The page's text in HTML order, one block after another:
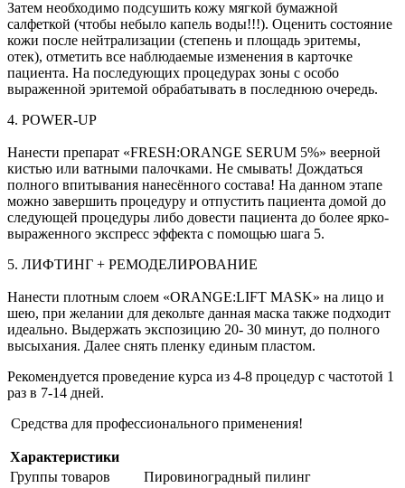
Затем необходимо подсушить кожу мягкой бумажной
салфеткой (чтобы небыло капель воды!!!). Оценить состояние
кожи после нейтрализации (степень и площадь эритемы,
отек), отметить все наблюдаемые изменения в карточке
пациента. На последующих процедурах зоны с особо
выраженной эритемой обрабатывать в последнюю очередь.
4. POWER-UP
Нанести препарат «FRESH:ORANGE SERUM 5%» веерной
кистью или ватными палочками. Не смывать! Дождаться
полного впитывания нанесённого состава! На данном этапе
можно завершить процедуру и отпустить пациента домой до
следующей процедуры либо довести пациента до более ярко-
выраженного экспресс эффекта с помощью шага 5.
5. ЛИФТИНГ + РЕМОДЕЛИРОВАНИЕ
Нанести плотным слоем «ORANGE:LIFT MASK» на лицо и
шею, при желании для декольте данная маска также подходит
идеально. Выдержать экспозицию 20- 30 минут, до полного
высыхания. Далее снять пленку единым пластом.
Рекомендуется проведение курса из 4-8 процедур с частотой 1
раз в 7-14 дней.
Средства для профессионального применения!
Характеристики
Группы товаров
Пировиноградный пилинг